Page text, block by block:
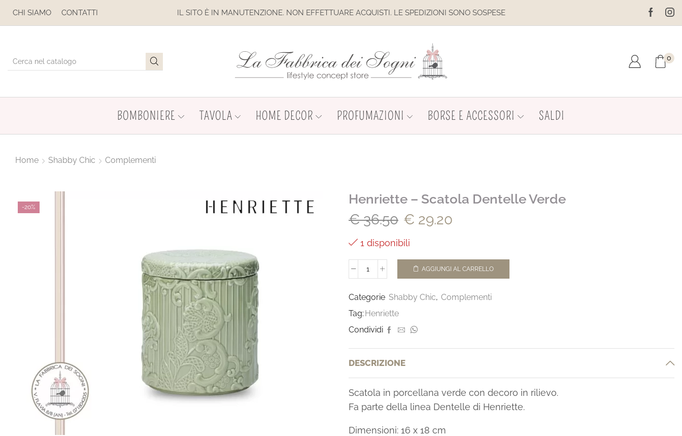
CHI SIAMO CONTATTI IL SITO È IN MANUTENZIONE. NON EFFETTUARE ACQUISTI. LE SPEDIZIONI SONO SOSPESE IL SITO È IN MANUTENZIONE.
0
BOMBONIERE TAVOLA HOME DECOR PROFUMAZIONI BORSE E ACCESSORI SALDI
Home Shabby Chic Complementi
-20%
Henriette – Scatola Dentelle Verde
€36.50 € 29.20
1 disponibili
AGGIUNGI AL CARRELLO
Categorie Shabby Chic, Complementi
Tag: Henriette
Condividi
DESCRIZIONE
Scatola in porcellana verde con decoro in rilievo.
Fa parte della linea Dentelle di Henriette.
Dimensioni: 16 x 18 cm